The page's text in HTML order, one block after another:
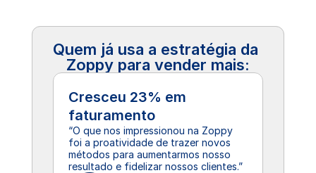
Quem já usa a estratégia da
Zoppy para vender mais:
Cresceu 23% em
faturamento
“O que nos impressionou na Zoppy
foi a proatividade de trazer novos
métodos para aumentarmos nosso
resultado e fidelizar nossos clientes.”